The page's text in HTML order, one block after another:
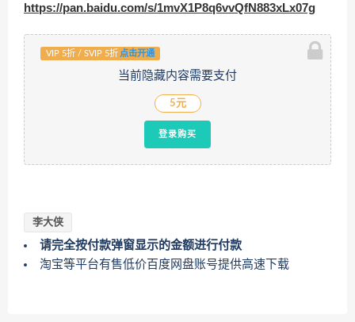
https://pan.baidu.com/s/1mvX1P8q6vvQfN883xLx07g
VIP 5折 / SVIP 5折 点击开通
当前隐藏内容需要支付
5元
登录购买
李大侠
请完全按付款弹窗显示的金额进行付款
淘宝等平台有售低价百度网盘账号提供高速下载